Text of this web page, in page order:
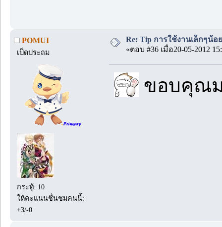
POMUI
เป็ดประถม
กระทู้: 10
ให้คะแนนชื่นชมคนนี้:
+3/-0
Re: Tip การใช้งานเล็กๆน้อ
«ตอบ #36 เมื่อ20-05-2012
ขอบคุณ